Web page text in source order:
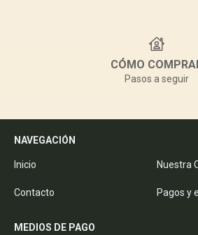
CÓMO
Pasos a seguir
NAVEGACIÓN
Inicio Nuestra
Contacto Pagos y
MEDIOS DE PAGO